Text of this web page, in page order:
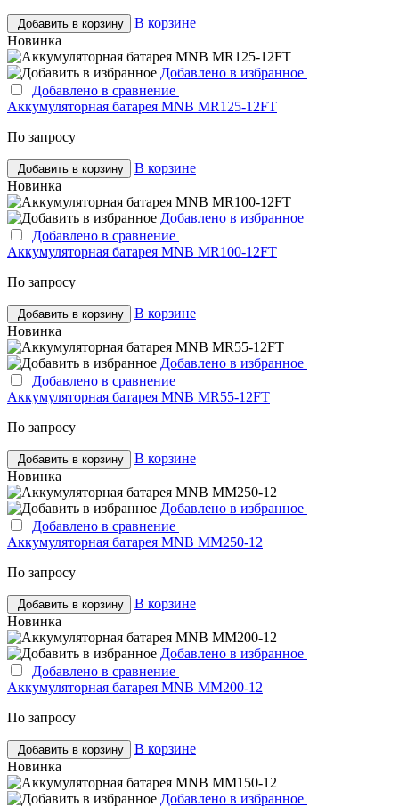
Добавить в корзину
В корзине
Новинка
Добавлено в избранное
Добавлено в сравнение
Аккумуляторная батарея MNB MR125-12FT
По запросу
Добавить в корзину
В корзине
Новинка
Добавлено в избранное
Добавлено в сравнение
Аккумуляторная батарея MNB MR100-12FT
По запросу
Добавить в корзину
В корзине
Новинка
Добавлено в избранное
Добавлено в сравнение
Аккумуляторная батарея MNB MR55-12FT
По запросу
Добавить в корзину
В корзине
Новинка
Добавлено в избранное
Добавлено в сравнение
Аккумуляторная батарея MNB MM250-12
По запросу
Добавить в корзину
В корзине
Новинка
Добавлено в избранное
Добавлено в сравнение
Аккумуляторная батарея MNB MM200-12
По запросу
Добавить в корзину
В корзине
Новинка
Добавлено в избранное